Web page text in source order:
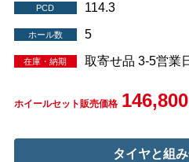
PCD 114.3
ホール数 5
在庫・納期 取寄せ品 3-5営業
ホイールセット販売価格 146,800
タイヤと組